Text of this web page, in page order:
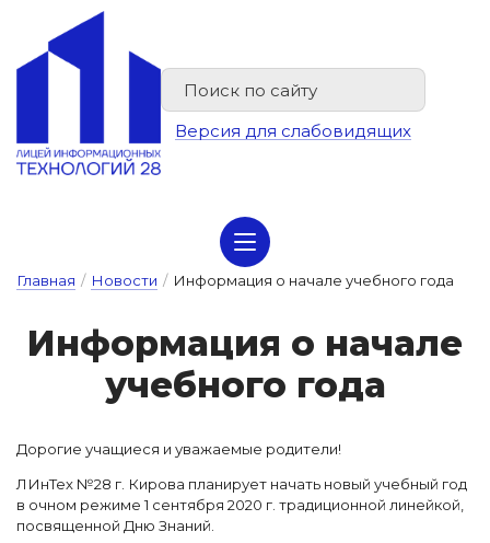
Версия для слабовидящих
Главная / Новости / Информация о начале учебного года
Ин­форма­ция о на­ча­ле
у­чеб­но­го го­да
Дорогие учащиеся и уважаемые родители!
ЛИнТех №28 г. Кирова планирует начать новый учебный год
в очном режиме 1 сентября 2020 г. традиционной линейкой,
посвященной Дню Знаний.